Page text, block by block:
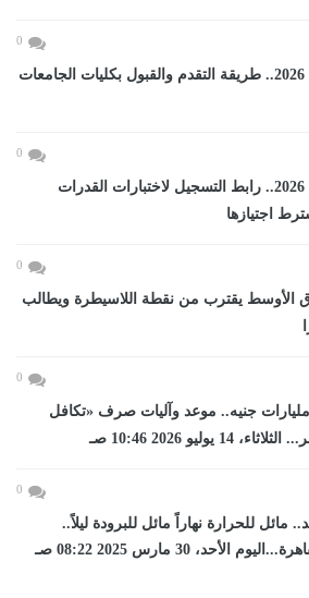
0
تنسيق الجامعات 2026.. طريقة التقدم والقبول بكليات الجامعات
0
تنسيق الجامعات 2026.. رابط التسجيل لاختبارات القدرات
اجتيازها
0
الأوسط يقترب من نقطة اللاسيطرة ويطالب
0
بميزانية تفوق 4 مليارات جنيه.. موعد وآليات صرف «تكافل
2026 10:46 صـ
0
مائل للحرارة نهاراً مائل للبرودة ليلاً..
والعظمى فى القاهرة...اليوم الأحد، 30 مارس 2025 08:22 صـ